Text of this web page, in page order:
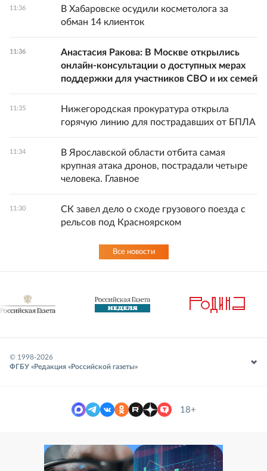
11:36
В Хабаровске осудили косметолога за
обман 14 клиенток
11:36
Анастасия Ракова: В Москве открылись
онлайн-консультации о доступных мерах
поддержки для участников СВО и их семей
11:35
Нижегородская прокуратура открыла
горячую линию для пострадавших от БПЛА
11:34
В Ярославской области отбита самая
крупная атака дронов, пострадали четыре
человека. Главное
11:30
СК завел дело о сходе грузового поезда с
рельсов под Красноярском
Все новости
© 1998-2026
ФГБУ «Редакция «Российской газеты»
18+